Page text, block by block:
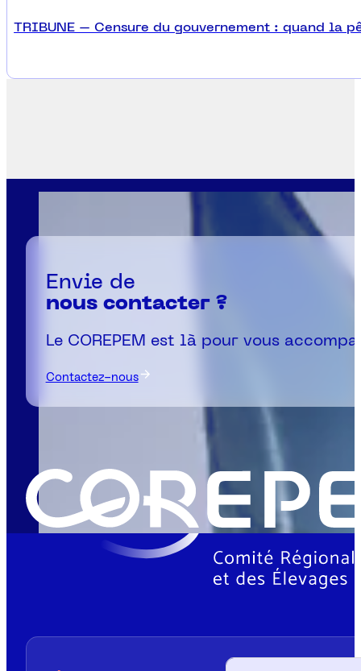
TRIBUNE – Censure du gouvernement : quand la
Envie de
nous contacter ?
Le COREPEM est là pour vous
Contactez-nous